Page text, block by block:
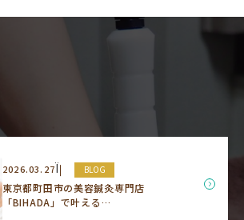
2026.03.27Ï BLOG
東京都町田市の美容鍼灸専門店
「BIHADA」で叶える…